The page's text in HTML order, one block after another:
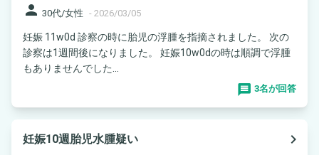
person 30代/女性 - 2026/03/05
妊娠 11w0d 診察の時に胎児の浮腫を指摘されました。 次の
診察は1週間後になりました。 妊娠10w0dの時は順調で浮腫
もありませんでした...
3名が回答
妊娠10週胎児水腫疑い
navigate_next